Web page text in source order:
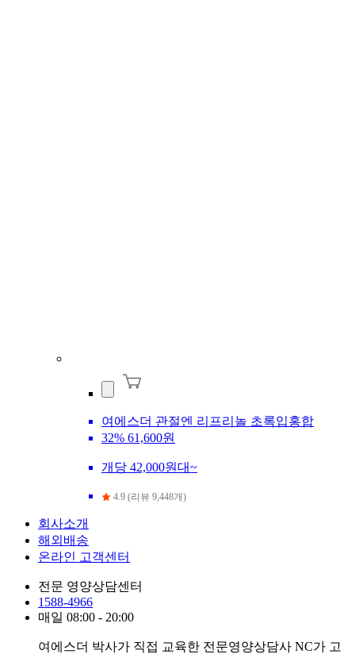
여에스더 관절엔 리프리놀 초록입홍합
32% 61,600원
개당 42,000원대~
4.9 (리뷰 9,448개)
회사소개
해외배송
온라인 고객센터
전문 영양상담센터
1588-4966
매일 08:00 - 20:00
여에스더 박사가 직접 교육한 전문영양상담사 NC가 고